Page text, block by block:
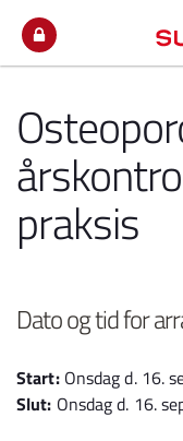
praksis
Dato og tid for
Start: Onsdag d. 16.
Slut: Onsdag d. 16.